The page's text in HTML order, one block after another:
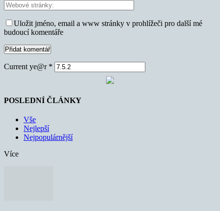
Uložit jméno, email a www stránky v prohlížeči pro další mé
budoucí komentáře
Current ye@r *
POSLEDNÍ ČLÁNKY
Vše
Nejlepší
Nejpopulárnější
Více